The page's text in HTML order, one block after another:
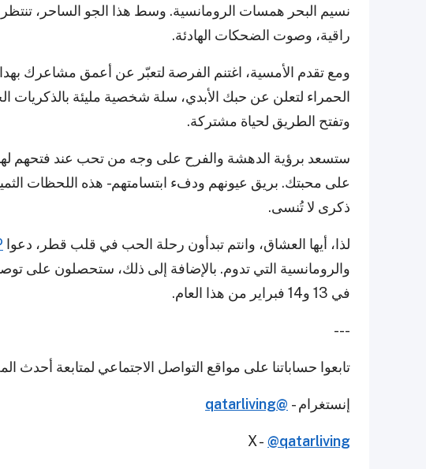
نسيم البحر همسات الرومانسية. وسط هذا الجو الساحر،
راقية، وصوت الضحكات الهادئة.
ومع تقدم الأمسية، اغتنم الفرصة لتعبّر عن أعمق مشاعرك
الحمراء لتعلن عن حبك الأبدي، سلة شخصية مليئة بالذكريات
وتفتح الطريق لحياة مشتركة.
ستسعد برؤية الدهشة والفرح على وجه من تحب عند فتحهم
على محبتك. بريق عيونهم ودفء ابتسامتهم - هذه اللحظات
ذكرى لا تُنسى.
لذا، أيها العشاق، وانتم تبدأون رحلة الحب في قلب قطر، دعوا
والرومانسية التي تدوم. بالإضافة إلى ذلك، ستحصلون على
في 13 و14 فبراير من هذا العام.
---
تابعوا حساباتنا على مواقع التواصل الاجتماعي لمتابعة أحدث
إنستغرام - @qatarliving
X - @qatarliving